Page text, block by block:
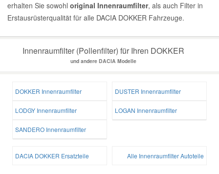
erhalten Sie sowohl original Innenraumfilter, als auch Filter in
Erstausrüsterqualität für alle DACIA DOKKER Fahrzeuge.
Innenraumfilter (Pollenfilter) für Ihren DOKKER
und andere DACIA Modelle
DOKKER Innenraumfilter DUSTER Innenraumfilter
LODGY Innenraumfilter LOGAN Innenraumfilter
SANDERO Innenraumfilter
DACIA DOKKER Ersatzteile Alle Innenraumfilter Autoteile